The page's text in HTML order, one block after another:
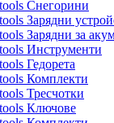
Снегорини
Зарядни
Зарядни за
Инструменти
Гедорета
Комплекти
Тресчотки
Ключове